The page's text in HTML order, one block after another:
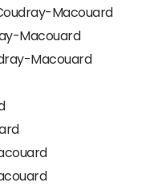
Macouard
Macouard
Macouard